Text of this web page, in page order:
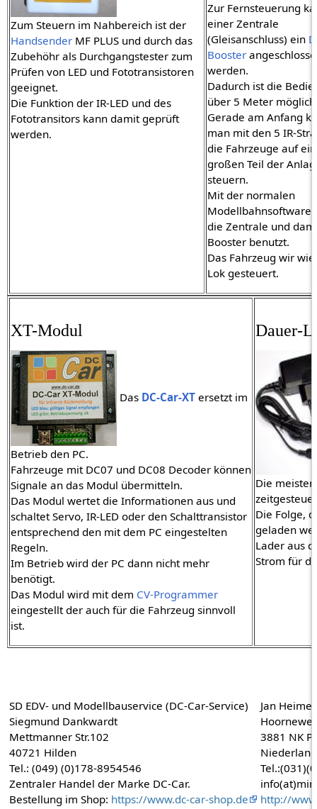
Zum Steuern im Nahbereich ist der
HandsenderMF PLUS und durch das
Zubehöhr als Durchgangstester zum
Prüfen von LED und Fototransistoren
geeignet.
Die Funktion der IR-LED und des
Fototransitors kann damit geprüft
werden.
Zur Fernsteuerung
einer Zentrale
(Gleisanschluss) ein
Booster
werden.
Dadurch ist die
über 5 Meter
Gerade am Anfang
man mit den 5 IR-
die Fahrzeuge auf
großen Teil der
steuern.
Mit der normalen
Modellbahnsoftware
die Zentrale und
Booster benutzt.
Das Fahrzeug wir
Lok gesteuert.
XT-Modul
Das DC-Car-XTersetzt im
Betrieb den PC.
Fahrzeuge mit DC07 und DC08 Decoder können
Signale an das Modul übermitteln.
Das Modul wertet die Informationen aus und
schaltet Servo, IR-LED oder den Schalttransistor
entsprechend den mit dem PC eingestelten
Regeln.
Im Betrieb wird der PC dann nicht mehr
benötigt.
Das Modul wird mit dem CV-Programmer
eingestellt der auch für die Fahrzeug sinnvoll
ist.
Dauer-
Die
Die Folge,
geladen
Lader aus
Strom für
SD EDV- und Modellbauservice (DC-Car-Service)
Siegmund Dankwardt
Mettmanner Str.102
40721 Hilden
Tel.: (049) (0)178-8954546
Zentraler Handel der Marke DC-Car.
Bestellung im Shop: https://www.dc-car-shop.de
Jan
3881 NK
http://